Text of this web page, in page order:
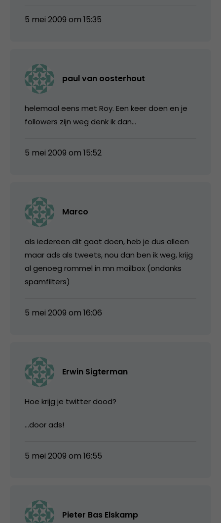
5 mei 2009 om 15:35
paul van oosterhout
helemaal eens met Roy. Een keer doen en je
followers zijn weg denk ik dan…
5 mei 2009 om 15:52
Marco
als iedereen dit gaat doen, heb je dus alleen
maar ads als tweets, nou dan ben ik weg, krijg
al genoeg rommel in mn mailbox (ondanks
spamfilters)
5 mei 2009 om 16:06
Erwin Sigterman
Hoe krijg je twitter dood?
…door ads!
5 mei 2009 om 16:55
Pieter Bas Elskamp